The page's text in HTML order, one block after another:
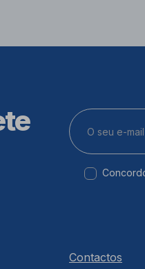
Contactos